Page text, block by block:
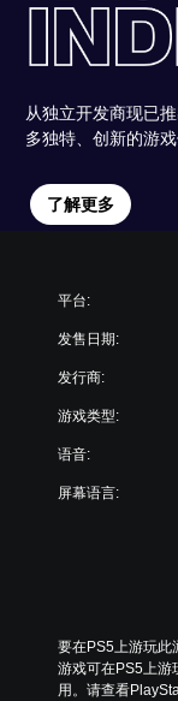
从独立开发商现已
多独特、创新的游戏
了解更多
平台:
发售日期:
发行商:
游戏类型:
语音:
屏幕语言:
要在PS5上游玩此
游戏可在PS5上游
用。请查看